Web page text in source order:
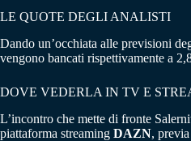
LE QUOTE DEGLI ANALISTI
Dando un’occhiata alle previsioni
vengono bancati rispettivamente a
DOVE VEDERLA IN TV E
L’incontro che mette di fronte
piattaforma streaming DAZN,